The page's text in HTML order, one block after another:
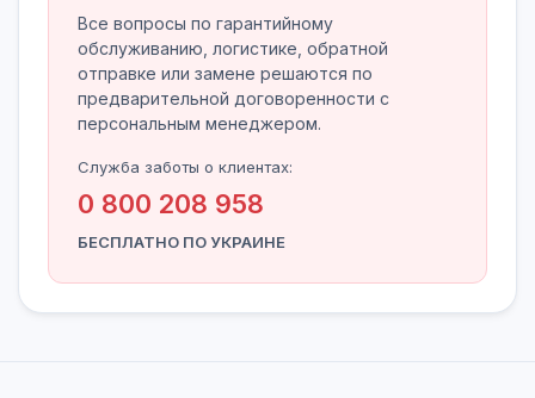
Все вопросы по гарантийному
обслуживанию, логистике, обратной
отправке или замене решаются по
предварительной договоренности с
персональным менеджером.
Служба заботы о клиентах:
0 800 208 958
БЕСПЛАТНО ПО УКРАИНЕ